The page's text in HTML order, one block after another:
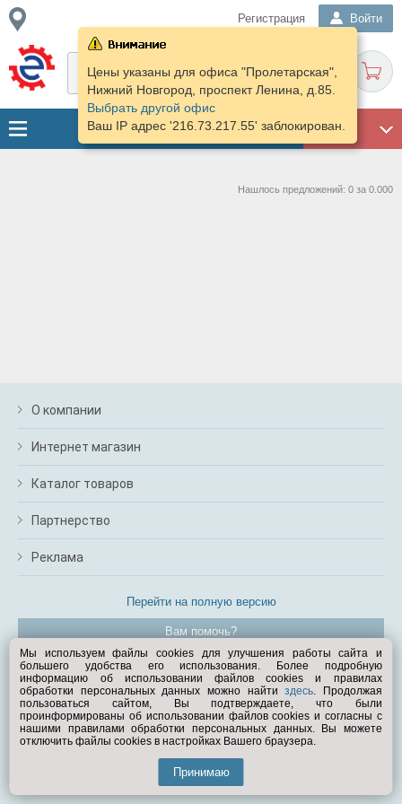
Регистрация Войти
ГАРАЖ
Цены указаны для офиса "Пролетарская",
Нижний Новгород, проспект Ленина, д.85.
Выбрать другой офис
Ваш IP адрес '216.73.217.55' заблокирован.
Нашлось предложений: 0 за 0.000
О компании
Интернет магазин
Каталог товаров
Партнерство
Реклама
Перейти на полную версию
Вам помочь?
© Exist.ru 1998—2026
Мы используем файлы cookies для улучшения работы сайта и
большего удобства его использования. Более подробную
информацию об использовании файлов cookies и правилах
обработки персональных данных можно найтиздесь. Продолжая
пользоваться сайтом, Вы подтверждаете, что были
проинформированы об использовании файлов cookies и согласны с
нашими правилами обработки персональных данных. Вы можете
отключить файлы cookies в настройках Вашего браузера.
Принимаю